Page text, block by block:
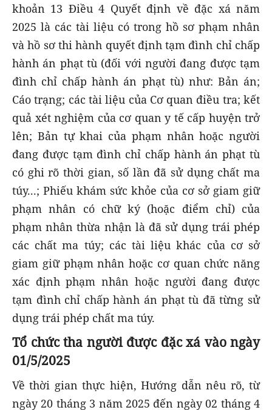
khoản 13 Điều 4 Quyết định về đặc xá năm
2025 là các tài liệu có trong hồ sơ phạm nhân
và hồ sơ thi hành quyết định tạm đình chỉ chấp
hành án phạt tù (đối với người đang được tạm
đình chỉ chấp hành án phạt tù) như: Bản án;
Cáo trạng; các tài liệu của Cơ quan điều tra; kết
quả xét nghiệm của cơ quan y tế cấp huyện trở
lên; Bản tự khai của phạm nhân hoặc người
đang được tạm đình chỉ chấp hành án phạt tù
có ghi rõ thời gian, số lần đã sử dụng chất ma
túy...; Phiếu khám sức khỏe của cơ sở giam giữ
phạm nhân có chữ ký (hoặc điểm chỉ) của
phạm nhân thừa nhận là đã sử dụng trái phép
các chất ma túy; các tài liệu khác của cơ sở
giam giữ phạm nhân hoặc cơ quan chức năng
xác định phạm nhân hoặc người đang được
tạm đình chỉ chấp hành án phạt tù đã từng sử
dụng trái phép chất ma túy.
Tổ chức tha người được đặc xá vào ngày
01/5/2025
Về thời gian thực hiện, Hướng dẫn nêu rõ, từ
ngày 20 tháng 3 năm 2025 đến ngày 02 tháng 4